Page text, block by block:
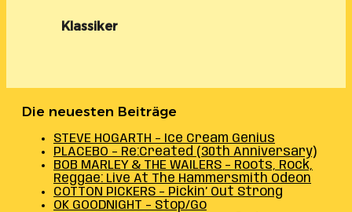
Klassiker
Die neuesten Beiträge
STEVE HOGARTH – Ice Cream Genius
PLACEBO – Re:Created (30th Anniversary)
BOB MARLEY & THE WAILERS – Roots, Rock,
Reggae: Live At The Hammersmith Odeon
COTTON PICKERS – Pickin’ Out Strong
OK GOODNIGHT – Stop/Go